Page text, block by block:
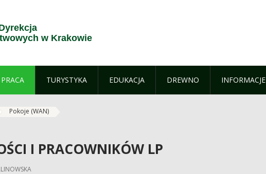
w Krakowie
TURYSTYKA EDUKACJA DREWNO INFORMACJE
Pokoje (WAN)
I PRACOWNIKÓW LP